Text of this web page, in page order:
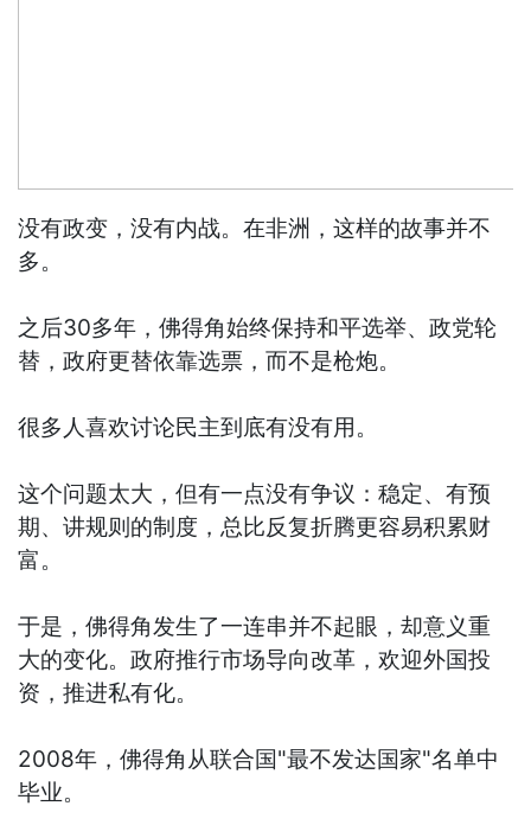
没有政变，没有内战。在非洲，这样的故事并不
多。
之后30多年，佛得角始终保持和平选举、政党轮
替，政府更替依靠选票，而不是枪炮。
很多人喜欢讨论民主到底有没有用。
这个问题太大，但有一点没有争议：稳定、有预
期、讲规则的制度，总比反复折腾更容易积累财
富。
于是，佛得角发生了一连串并不起眼，却意义重
大的变化。政府推行市场导向改革，欢迎外国投
资，推进私有化。
2008年，佛得角从联合国"最不发达国家"名单中
毕业。